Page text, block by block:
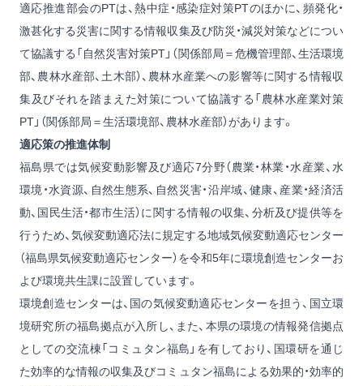
適応推進部会のPTは、熱中症・感染症対策PTのほかに、頻発化・
激甚化する災害に関する情報収集及び防災・減災対策などについ
て協議する「自然災害対策PT」（関係部局＝危機管理部、生活環境
部、農林水産部、土木部）、農林水産業への影響等に関する情報収
集及びそれを踏まえた対策について協議する「農林水産業対策
PT」（関係部局＝生活環境部、農林水産部）があります。
適応策の推進体制
福島県では気候変動影響及び適応7分野（農業・林業・水産業、水
環境・水資源、自然生態系、自然災害・沿岸域、健康、産業・経済活
動、国民生活・都市生活）に関する情報の収集、分析及び提供等を
行うため、気候変動適応法に規定する地域気候変動適応センター
（福島県気候変動適応センター）を令和5年に環境創造センターお
よび環境共生課に設置しています。
環境創造センターは、国の気候変動適応センターを担う、国立環
境研究所の福島拠点が入所し、また、本県の環境の情報発信拠点
としての交流棟「コミュタン福島」を有しており、国環研を通じ
た効率的な情報の収集及びコミュタン福島による効果的・効率的